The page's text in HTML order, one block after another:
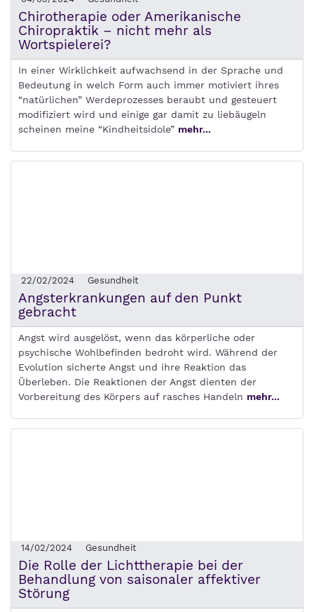
Chirotherapie oder Amerikanische
Chiropraktik – nicht mehr als
Wortspielerei?
In einer Wirklichkeit aufwachsend in der Sprache und
Bedeutung in welch Form auch immer motiviert ihres
“natürlichen” Werdeprozesses beraubt und gesteuert
modifiziert wird und einige gar damit zu liebäugeln
scheinen meine “Kindheitsidole” mehr...
22/02/2024 Gesundheit
Angsterkrankungen auf den Punkt
gebracht
Angst wird ausgelöst, wenn das körperliche oder
psychische Wohlbefinden bedroht wird. Während der
Evolution sicherte Angst und ihre Reaktion das
Überleben. Die Reaktionen der Angst dienten der
Vorbereitung des Körpers auf rasches Handeln mehr...
14/02/2024 Gesundheit
Die Rolle der Lichttherapie bei der
Behandlung von saisonaler affektiver
Störung